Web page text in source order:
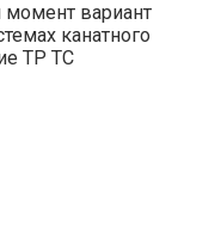
вариант
канатного
ТР ТС